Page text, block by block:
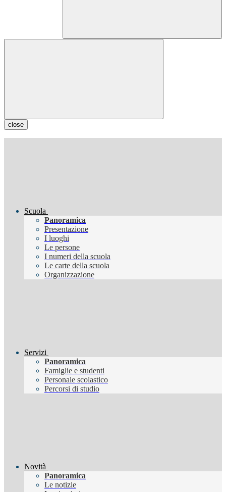
close
Scuola
Panoramica
Presentazione
I luoghi
Le persone
I numeri della scuola
Le carte della scuola
Organizzazione
Servizi
Panoramica
Famiglie e studenti
Personale scolastico
Percorsi di studio
Novità
Panoramica
Le notizie